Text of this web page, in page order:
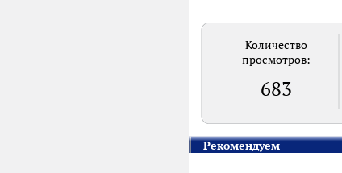
Количество
просмотров:
683
Рекомендуем